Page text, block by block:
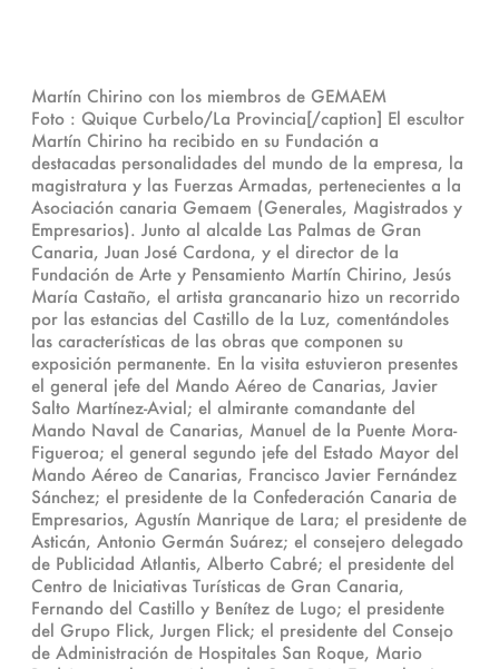
Martín Chirino con los miembros de GEMAEM
Foto : Quique Curbelo/La Provincia[/caption] El escultor
Martín Chirino ha recibido en su Fundación a
destacadas personalidades del mundo de la empresa, la
magistratura y las Fuerzas Armadas, pertenecientes a la
Asociación canaria Gemaem (Generales, Magistrados y
Empresarios). Junto al alcalde Las Palmas de Gran
Canaria, Juan José Cardona, y el director de la
Fundación de Arte y Pensamiento Martín Chirino, Jesús
María Castaño, el artista grancanario hizo un recorrido
por las estancias del Castillo de la Luz, comentándoles
las características de las obras que componen su
exposición permanente. En la visita estuvieron presentes
el general jefe del Mando Aéreo de Canarias, Javier
Salto Martínez-Avial; el almirante comandante del
Mando Naval de Canarias, Manuel de la Puente Mora-
Figueroa; el general segundo jefe del Estado Mayor del
Mando Aéreo de Canarias, Francisco Javier Fernández
Sánchez; el presidente de la Confederación Canaria de
Empresarios, Agustín Manrique de Lara; el presidente de
Asticán, Antonio Germán Suárez; el consejero delegado
de Publicidad Atlantis, Alberto Cabré; el presidente del
Centro de Iniciativas Turísticas de Gran Canaria,
Fernando del Castillo y Benítez de Lugo; el presidente
del Grupo Flick, Jurgen Flick; el presidente del Consejo
de Administración de Hospitales San Roque, Mario